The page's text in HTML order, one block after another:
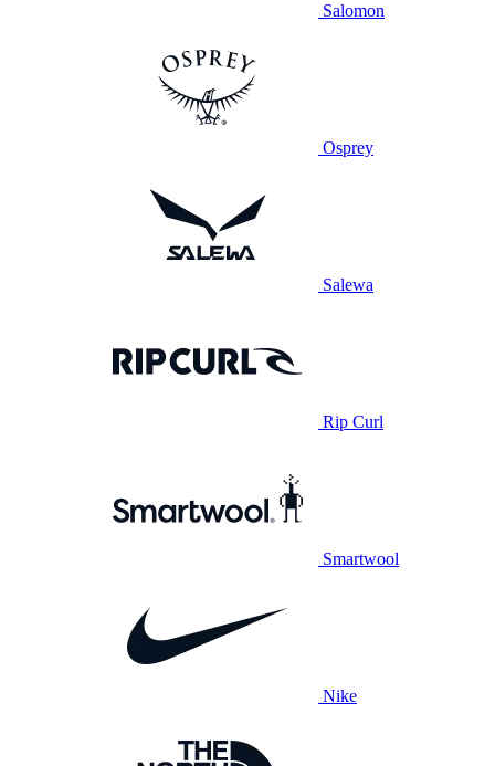
Salomon
Osprey
Salewa
Rip Curl
Smartwool
Nike